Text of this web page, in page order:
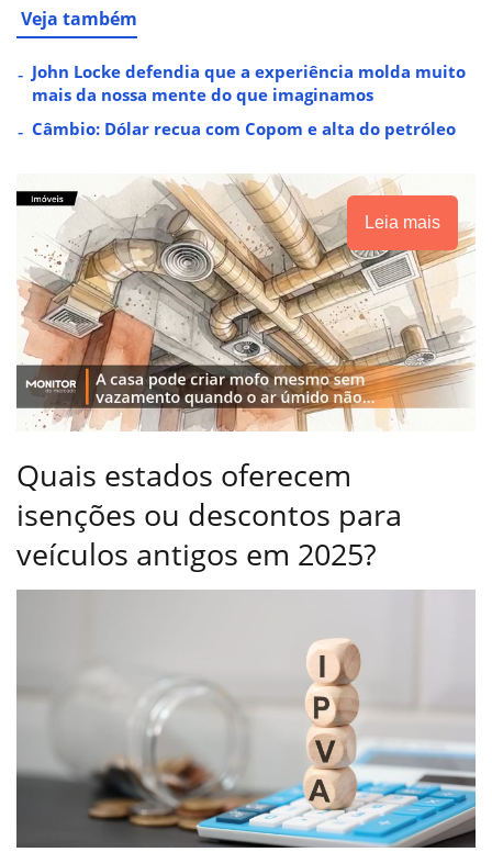
Veja também
John Locke defendia que a experiência molda muito
mais da nossa mente do que imaginamos
Câmbio: Dólar recua com Copom e alta do petróleo
Leia mais
Quais estados oferecem
isenções ou descontos para
veículos antigos em 2025?